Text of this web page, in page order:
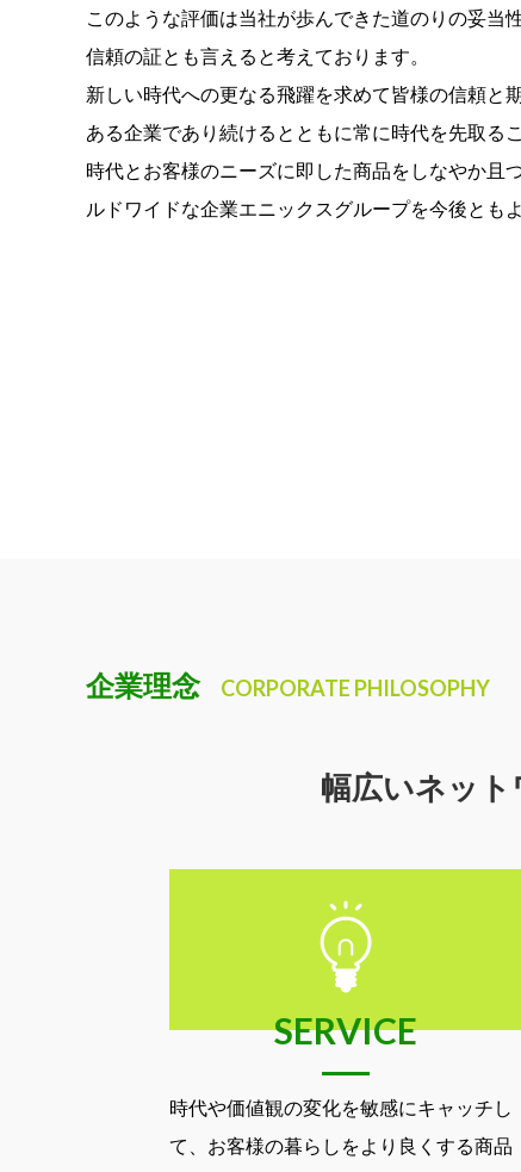
このような評価は当社が歩んできた道のりの妥当
信頼の証とも言えると考えております。
新しい時代への更なる飛躍を求めて皆様の信頼と
ある企業であり続けるとともに常に時代を先取る
時代とお客様のニーズに即した商品をしなやか且
ルドワイドな企業エニックスグループを今後とも
企業理念 CORPORATE PHILOSOPHY
幅広いネッ
SERVICE
時代や価値観の変化を敏感にキャッチし
て、お客様の暮らしをより良くする商品